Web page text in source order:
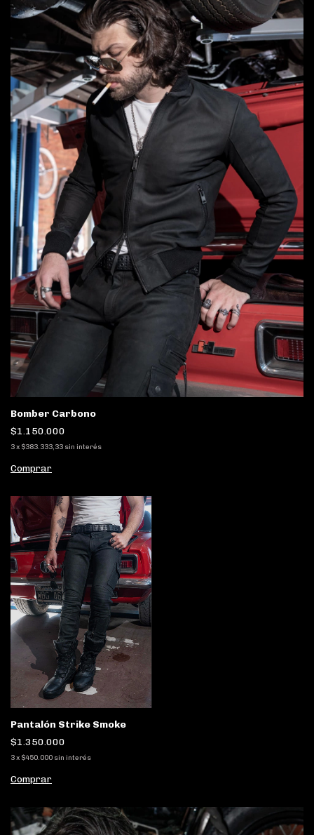
Bomber Carbono
$1.150.000
3x $383.333,33 sin interés
Comprar
Pantalón Strike Smoke
$1.350.000
3x $450.000 sin interés
Comprar